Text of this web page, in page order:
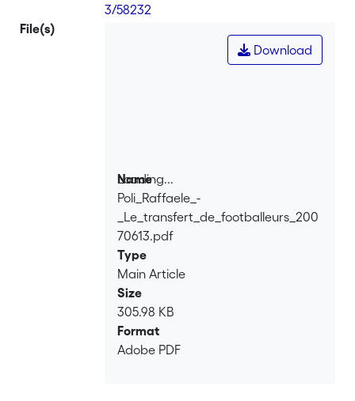
3/58232
File(s)
Loading...
Loading...
Download
Name
Poli_Raffaele_-
_Le_transfert_de_footballeurs_200
70613.pdf
Type
Main Article
Size
305.98 KB
Format
Adobe PDF